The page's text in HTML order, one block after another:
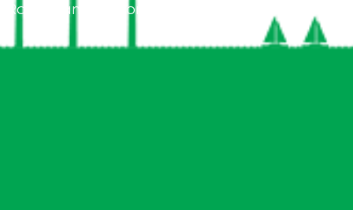
Rotterdam Rijnmond